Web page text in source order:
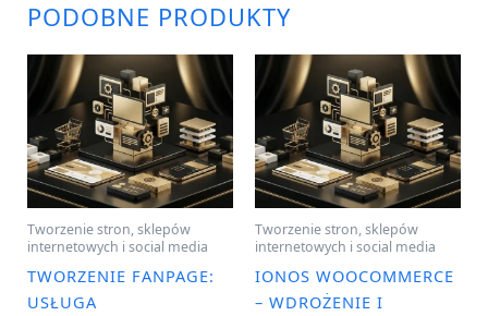
PODOBNE PRODUKTY
Tworzenie stron, sklepów
internetowych i social media
TWORZENIE FANPAGE:
USŁUGA
Tworzenie stron, sklepów
internetowych i social media
IONOS WOOCOMMERCE
– WDROŻENIE I